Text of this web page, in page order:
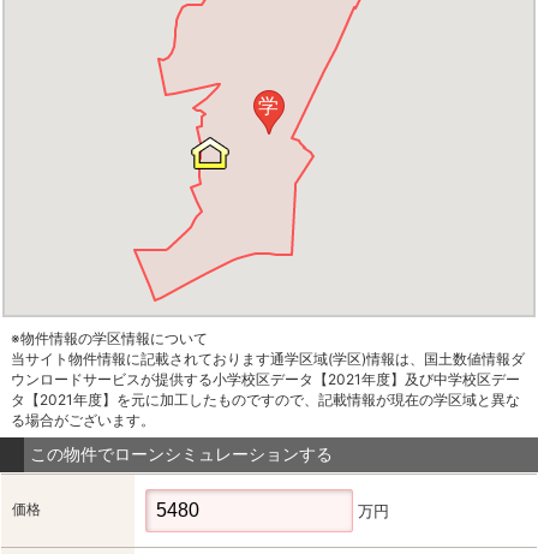
学
※物件情報の学区情報について
当サイト物件情報に記載されております通学区域(学区)情報は、国土数値情報ダ
ウンロードサービスが提供する小学校区データ【2021年度】及び中学校区デー
タ【2021年度】を元に加工したものですので、記載情報が現在の学区域と異な
る場合がございます。
この物件でローンシミュレーションする
価格 万円